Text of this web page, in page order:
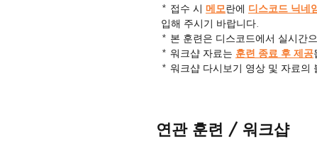
* 접수 시 메모란에 디스코드 닉네
입해 주시기 바랍니다.
* 본 훈련은 디스코드에서 실시간
* 워크샵 자료는 훈련 종료 후 제공
* 워크샵 다시보기 영상 및 자료의
* 워크샵 세부사항은 변경 될 수 있
연관 훈련 / 워크샵